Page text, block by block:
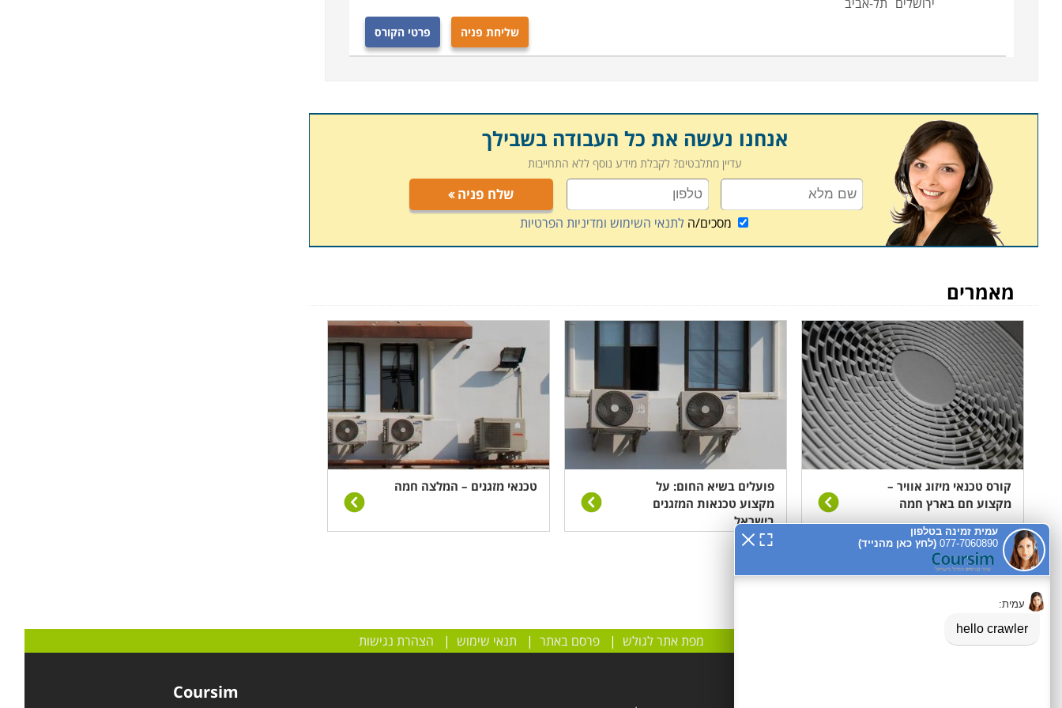
לעצמם קריירה רווחית ובתנאי העסקה טובים יותר. חלק מהמכללות מעניקות שירותי השמה לבוגרים, ובכך מקלות
שאפשר יהיה לעבור את הקורס במקביל להמשך העבודה הקיימת.
שליחת פניה פרטי הקורס
אנחנו נעשה את כל העבודה בשבילך
עדיין מתלבטים? לקבלת מידע נוסף ללא התחייבות
שלח פניה
מסכים/הלתנאי השימוש ומדיניות הפרטיות
מאמרים
קורס טכנאי מיזוג אוויר –
מקצוע חם בארץ חמה
פועלים בשיא החום: על
מקצוע טכנאות המזגנים
בישראל
טכנאי מזגנים – המלצה חמה
מפת אתר לגולש |פרסם באתר | תנאי שימוש | הצהרת נגישות
Coursim